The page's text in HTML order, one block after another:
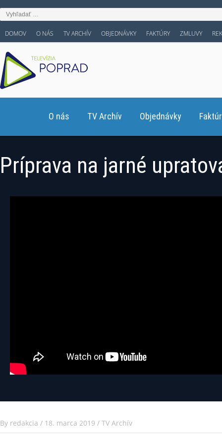
DOMOV O NÁS TV ARCHÍV OBJEDNÁVKY FAKTÚRY ZMLUVY
O nás TV Archív Objednávky
Príprava na jarné
By redakcia / 18. marca 2019 / TV Archív